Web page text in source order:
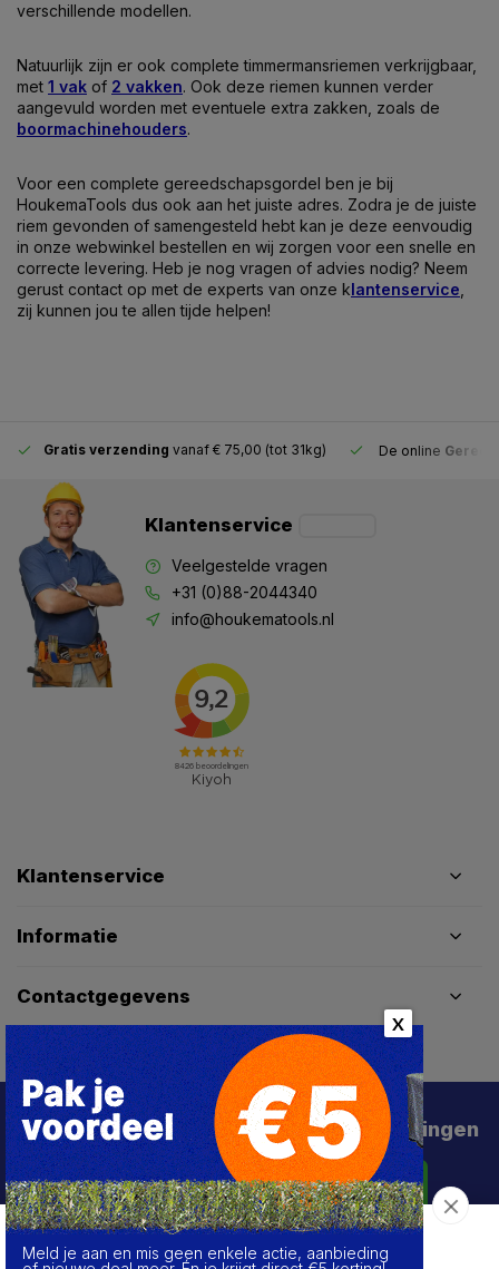
verschillende modellen.
Natuurlijk zijn er ook complete timmermansriemen verkrijgbaar,
met 1 vak of 2 vakken. Ook deze riemen kunnen verder
aangevuld worden met eventuele extra zakken, zoals de
boormachinehouders.
Voor een complete gereedschapsgordel ben je bij
HoukemaTools dus ook aan het juiste adres. Zodra je de juiste
riem gevonden of samengesteld hebt kan je deze eenvoudig
in onze webwinkel bestellen en wij zorgen voor een snelle en
correcte levering. Heb je nog vragen of advies nodig? Neem
gerust contact op met de experts van onze klantenservice
zij kunnen jou te allen tijde helpen!
Gratis verzending vanaf € 75,00 (tot 31kg) De online
Klantenservice
Veelgestelde vragen
+31 (0)88-2044340
info@houkematools.nl
Klantenservice
Informatie
Contactgegevens
Schrijf je in voor de beste deals en kortingen
Abonneer
Over de cookies op deze website
X
Meld je aan en mis geen enkele actie, aanbieding